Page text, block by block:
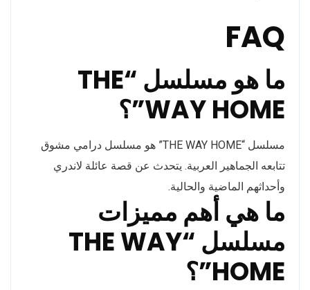
FAQ
ما هو مسلسل “THE
WAY HOME”؟
مسلسل “THE WAY HOME” هو مسلسل درامي مشوق
تتابعه الجماهير العربية. يتحدث عن قصة عائلة لاندري
وأحداثهم الماضية والحالية.
ما هي أهم مميزات
مسلسل “THE WAY
HOME”؟